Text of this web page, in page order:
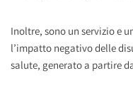
Inoltre, sono un servizio e
l’impatto negativo delle
salute, generato a partire